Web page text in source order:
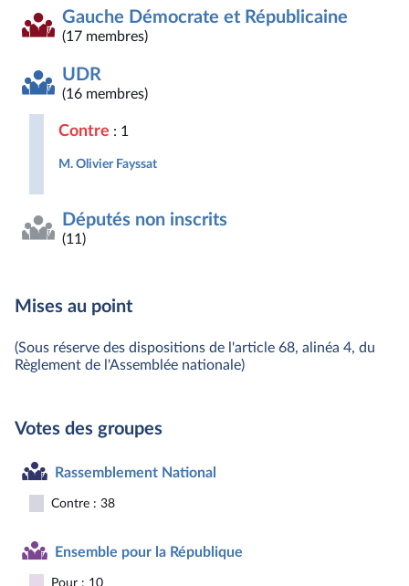
Gauche Démocrate et Républicaine
(17 membres)
UDR
(16 membres)
Contre : 1
M. Olivier Fayssat
Députés non inscrits
(11)
Mises au point
(Sous réserve des dispositions de l'article 68, alinéa 4, du
Règlement de l'Assemblée nationale)
Votes des groupes
Rassemblement National
Contre : 38
Ensemble pour la République
Pour : 10